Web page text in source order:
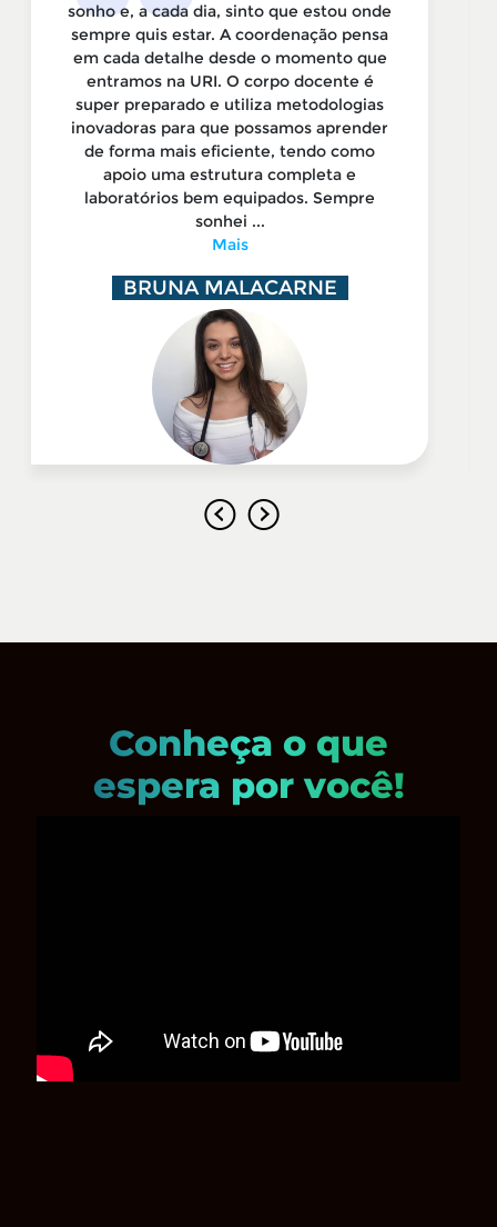
sonho e, a cada dia, sinto que estou onde
sempre quis estar. A coordenação pensa
em cada detalhe desde o momento que
entramos na URI. O corpo docente é
super preparado e utiliza metodologias
inovadoras para que possamos aprender
de forma mais eficiente, tendo como
apoio uma estrutura completa e
laboratórios bem equipados. Sempre
sonhei ...
Mais
BRUNA MALACARNE
Conheça o que
espera por você!